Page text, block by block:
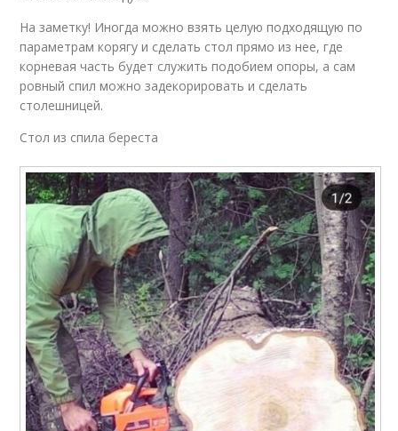
На заметку! Иногда можно взять целую подходящую по
параметрам корягу и сделать стол прямо из нее, где
корневая часть будет служить подобием опоры, а сам
ровный спил можно задекорировать и сделать
столешницей.
Стол из спила береста